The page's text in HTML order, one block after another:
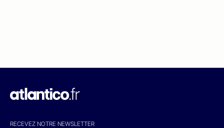
RECEVEZ NOTRE NEWSLETTER